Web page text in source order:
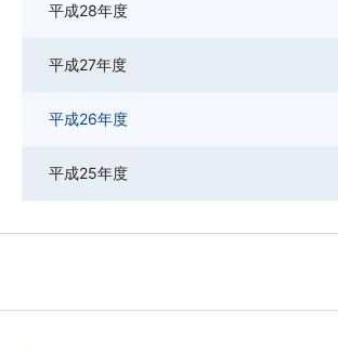
平成28年度
平成27年度
平成26年度
平成25年度